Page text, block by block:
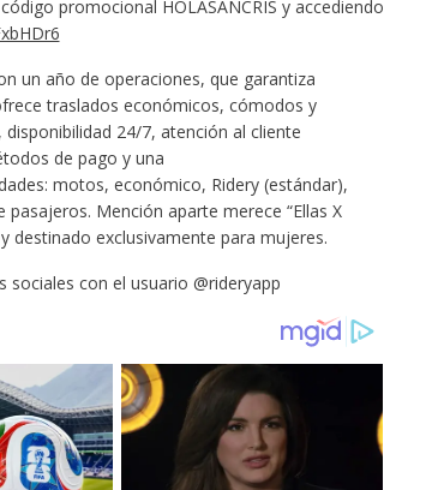
promocional HOLASANCRIS y accediendo
un año de operaciones, que garantiza
traslados económicos, cómodos y
24/7, atención al cliente
de pago y una
motos, económico, Ridery (estándar),
Mención aparte merece “Ellas X
destinado exclusivamente para mujeres.
con el usuario @rideryapp